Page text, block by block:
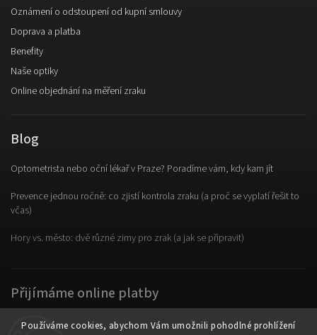
Používáme cookies, abychom Vám umožnili pohodlné prohlížení
Oznámení o odstoupení od kupní smlouvy
Doprava a platba
Benefity
Naše optiky
Online objednání na měření zraku
Blog
Optometrista nebo oční lékař v Praze? Poradíme vám, kdy kam jít
Prevence jednou ročně: co zjistí kontrola zraku (a proč se vyplatí řešit to
včas)
Hory vs. město: dvě různé zimy pro zrak (a jak se připravit)
Přijímáme online platby